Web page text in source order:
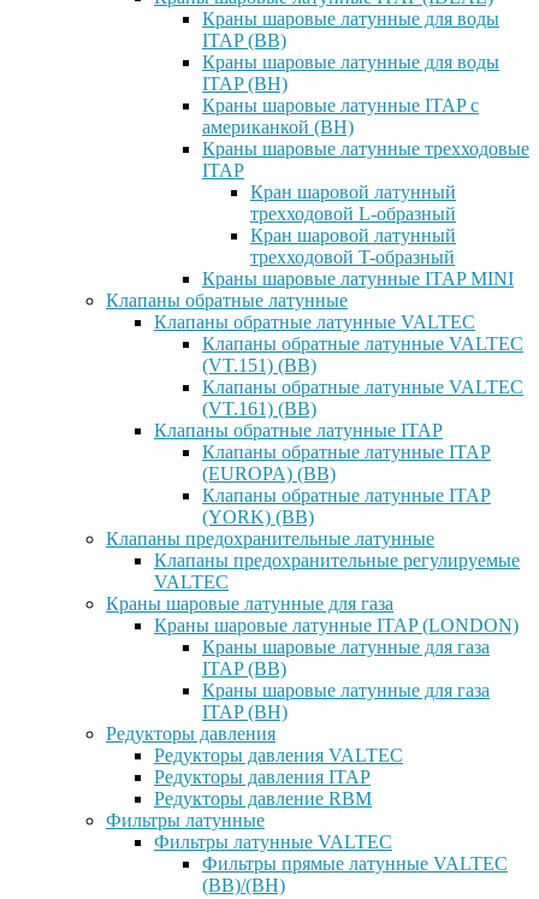
Краны шаровые латунные для воды
ITAP (ВВ)
Краны шаровые латунные для воды
ITAP (ВН)
Краны шаровые латунные ITAP с
американкой (ВН)
Краны шаровые латунные трехходовые
ITAP
Кран шаровой латунный
трехходовой L-образный
Кран шаровой латунный
трехходовой T-образный
Краны шаровые латунные ITAP MINI
Клапаны обратные латунные
Клапаны обратные латунные VALTEC
Клапаны обратные латунные VALTEC
(VT.151) (ВВ)
Клапаны обратные латунные VALTEC
(VT.161) (ВВ)
Клапаны обратные латунные ITAP
Клапаны обратные латунные ITAP
(EUROPA) (ВВ)
Клапаны обратные латунные ITAP
(YORK) (ВВ)
Клапаны предохранительные латунные
Клапаны предохранительные регулируемые
VALTEC
Краны шаровые латунные для газа
Краны шаровые латунные ITAP (LONDON)
Краны шаровые латунные для газа
ITAP (ВВ)
Краны шаровые латунные для газа
ITAP (ВН)
Редукторы давления
Редукторы давления VALTEC
Редукторы давления ITAP
Редукторы давление RBM
Фильтры латунные
Фильтры латунные VALTEC
Фильтры прямые латунные VALTEC
(ВВ)/(ВН)